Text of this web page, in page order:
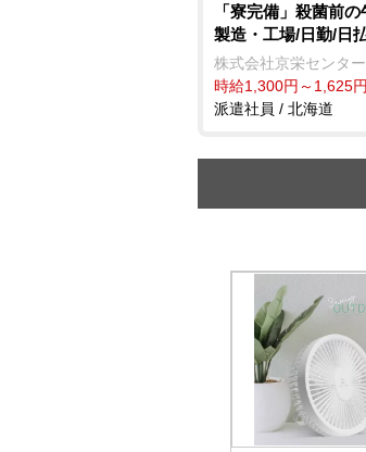
「寮完備」殺菌前
製造・工場/日勤/日
株式会社京栄センター
時給1,300円～1,625円
派遣社員 / 北海道